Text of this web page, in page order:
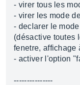
- virer tous les
- virer les mode
- declarer le
(désactive toutes
fenetre, affichage
- activer l'option
---------------